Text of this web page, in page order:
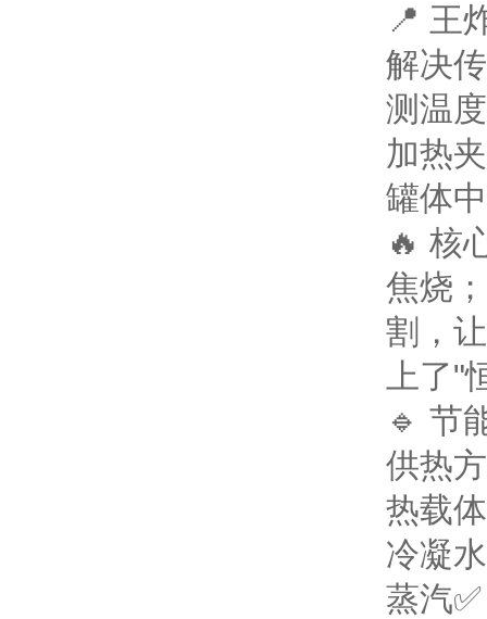
📍 王
解决
测温
加热
罐体
🔥 核
焦烧
割，
上了"
🔹 节
供热
热载体
冷凝
蒸汽